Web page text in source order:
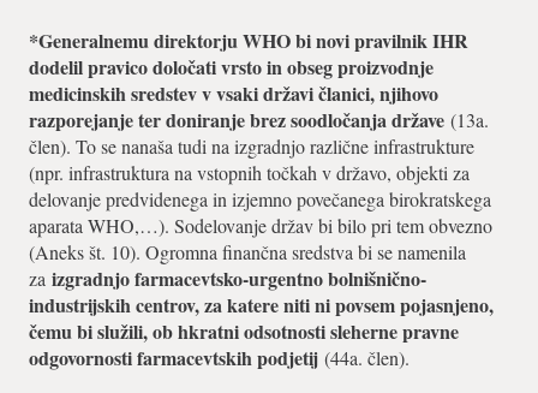
*Generalnemu direktorju WHO bi novi pravilnik IHR
dodelil pravico določati vrsto in obseg proizvodnje
medicinskih sredstev v vsaki državi članici, njihovo
razporejanje ter doniranje brez soodločanja države (13a.
člen). To se nanaša tudi na izgradnjo različne infrastrukture
(npr. infrastruktura na vstopnih točkah v državo, objekti za
delovanje predvidenega in izjemno povečanega birokratskega
aparata WHO,…). Sodelovanje držav bi bilo pri tem obvezno
(Aneks št. 10). Ogromna finančna sredstva bi se namenila
za izgradnjo farmacevtsko-urgentno bolnišnično-
industrijskih centrov, za katere niti ni povsem pojasnjeno,
čemu bi služili, ob hkratni odsotnosti sleherne pravne
odgovornosti farmacevtskih podjetij (44a. člen).